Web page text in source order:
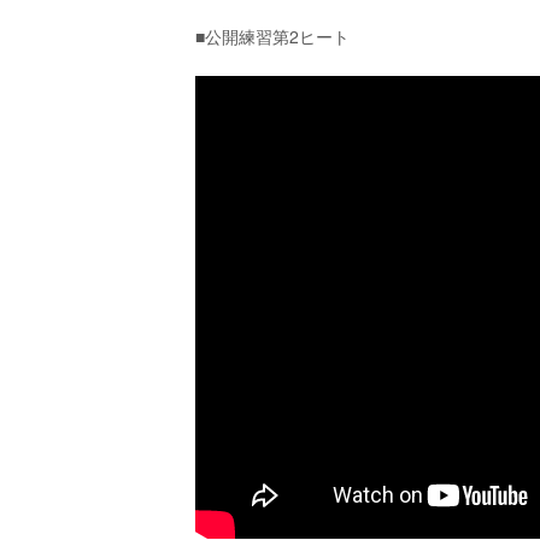
■公開練習第2ヒート